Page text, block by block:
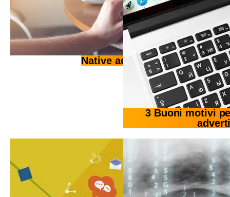
Native advertising
3 Buoni motivi